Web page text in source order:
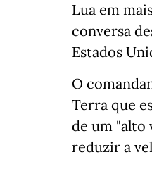
Lua em
conversa
Estados
O
Terra que
de um "alto
reduzir a